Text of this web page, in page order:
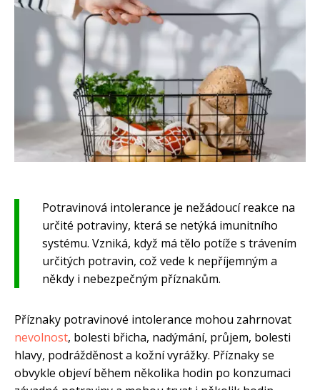
Potravinová intolerance je nežádoucí reakce na
určité potraviny, která se netýká imunitního
systému. Vzniká, když má tělo potíže s trávením
určitých potravin, což vede k nepříjemným a
někdy i nebezpečným příznakům.
Příznaky potravinové intolerance mohou zahrnovat
nevolnost, bolesti břicha, nadýmání, průjem, bolesti
hlavy, podrážděnost a kožní vyrážky. Příznaky se
obvykle objeví během několika hodin po konzumaci